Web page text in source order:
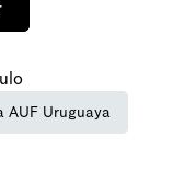
AUF Uruguaya